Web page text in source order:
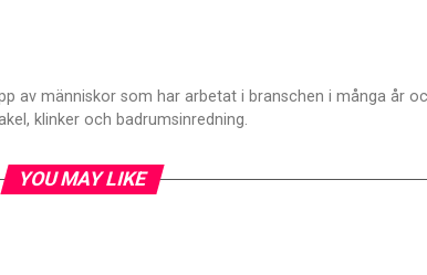
av människor som har arbetat i branschen i många år
klinker och badrumsinredning.
YOU MAY LIKE